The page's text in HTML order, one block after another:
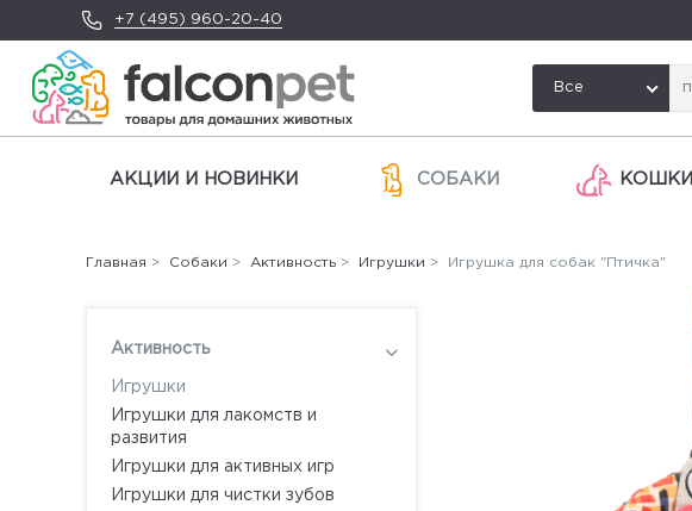
+7 (495) 960-20-40
Все
АКЦИИ И НОВИНКИ СОБАКИ КОШКИ
Активность
Игрушки
Игрушки для лакомств и
развития
Игрушки для активных игр
Игрушки для чистки зубов
Главная > Собаки > Активность > Игрушки > Игрушка для собак "Птичка"